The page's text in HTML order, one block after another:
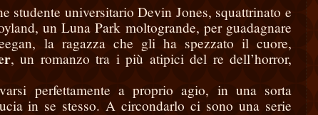
studente universitario Devin Jones, squattrinato e
un Luna Park moltogrande, per guadagnare
la ragazza che gli ha spezzato il cuore,
, un romanzo tra i più atipici del re dell’horror,
perfettamente a proprio agio, in una sorta
in se stesso. A circondarlo ci sono una serie